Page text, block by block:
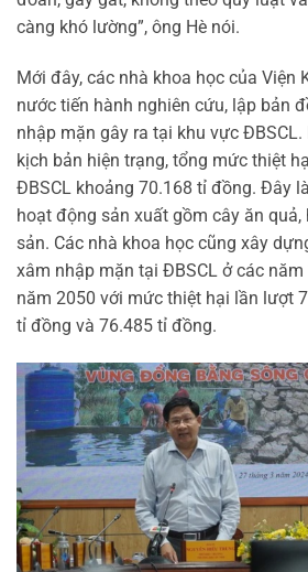
càng khó lường”, ông Hè nói.
Mới đây, các nhà khoa học của Viện
nước tiến hành nghiên cứu, lập bản
nhập mặn gây ra tại khu vực ĐBSCL.
kịch bản hiện trạng, tổng mức thiệt
ĐBSCL khoảng 70.168 tỉ đồng. Đây
hoạt động sản xuất gồm cây ăn
sản. Các nhà khoa học cũng xây
xâm nhập mặn tại ĐBSCL ở các
năm 2050 với mức thiệt hại lần lượt
tỉ đồng và 76.485 tỉ đồng.